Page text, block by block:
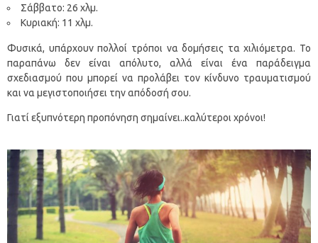
Σάββατο: 26 χλμ.
Κυριακή: 11 χλμ.
Φυσικά, υπάρχουν πολλοί τρόποι να δομήσεις τα χιλιόμετρα. Το
παραπάνω δεν είναι απόλυτο, αλλά είναι ένα παράδειγμα
σχεδιασμού που μπορεί να προλάβει τον κίνδυνο τραυματισμού
και να μεγιστοποιήσει την απόδοσή σου.
Γιατί εξυπνότερη προπόνηση σημαίνει..καλύτεροι χρόνοι!